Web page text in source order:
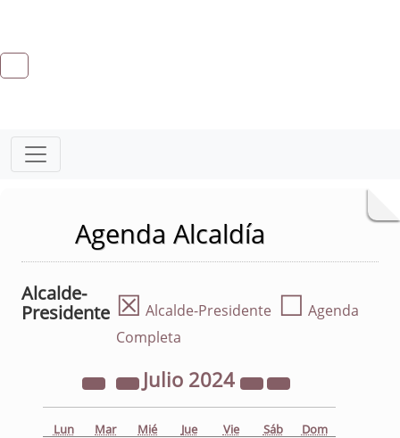
Agenda Alcaldía
Alcalde-
Presidente ☒ Alcalde-Presidente ☐ Agenda
Completa
Julio 2024
Lun Mar Mié Jue Vie Sáb Dom